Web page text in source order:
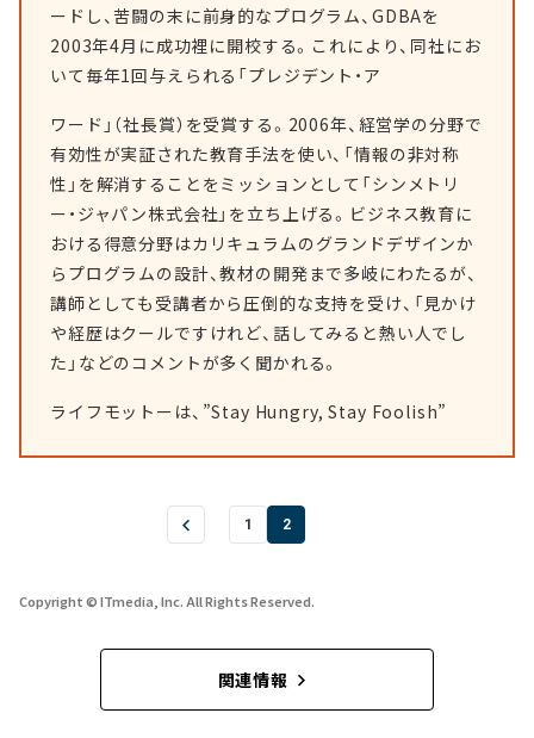
ードし、苦闘の末に前身的なプログラム、GDBAを
2003年4月に成功裡に開校する。これにより、同社にお
いて毎年1回与えられる「プレジデント・ア
ワード」（社長賞）を受賞する。2006年、経営学の分野で
有効性が実証された教育手法を使い、「情報の非対称
性」を解消することをミッションとして「シンメトリ
ー・ジャパン株式会社」を立ち上げる。ビジネス教育に
おける得意分野はカリキュラムのグランドデザインか
らプログラムの設計、教材の開発まで多岐にわたるが、
講師としても受講者から圧倒的な支持を受け、「見かけ
や経歴はクールですけれど、話してみると熱い人でし
た」などのコメントが多く聞かれる。
ライフモットーは、”Stay Hungry, Stay Foolish”
1 2
Copyright © ITmedia, Inc. All Rights Reserved.
関連情報